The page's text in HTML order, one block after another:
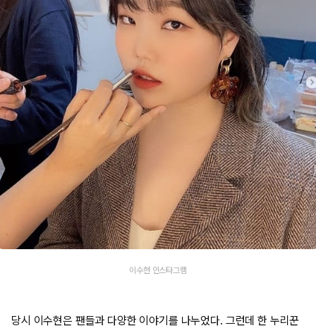
이수현 인스타그램
당시 이수현은 팬들과 다양한 이야기를 나누었다. 그런데 한 누리꾼